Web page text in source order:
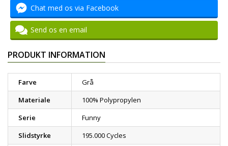
Chat med os via Facebook
Send os en email
PRODUKT INFORMATION
Farve
Grå
Materiale
100% Polypropylen
Serie
Funny
Slidstyrke
195.000 Cycles